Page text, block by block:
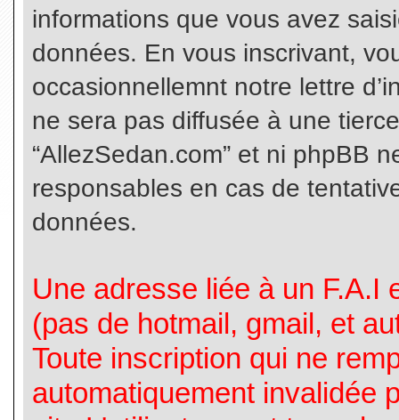
informations que vous avez
données. En vous inscrivant,
occasionnellemnt notre lettre
ne sera pas diffusée à une
“AllezSedan.com” et ni phpBB
responsables en cas de
données.
Une adresse liée à un F.A.I
(pas de hotmail, gmail, et
Toute inscription qui ne
automatiquement invalidée